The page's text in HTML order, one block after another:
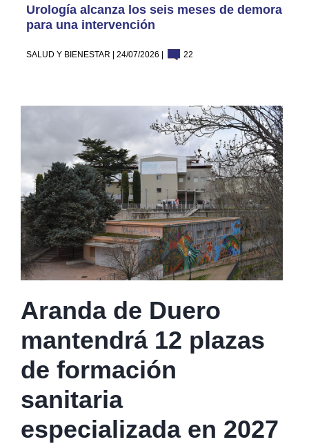
Urología alcanza los seis meses de demora
para una intervención
SALUD Y BIENESTAR | 24/07/2026 | 22
Aranda de Duero
mantendrá 12 plazas
de formación
sanitaria
especializada en 2027